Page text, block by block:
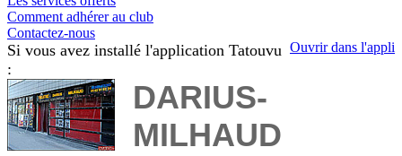
Comment adhérer au club
Contactez-nous
Ouvrir dans l'appli
Si vous avez installé l'application Tatouvu
:
DARIUS-
MILHAUD